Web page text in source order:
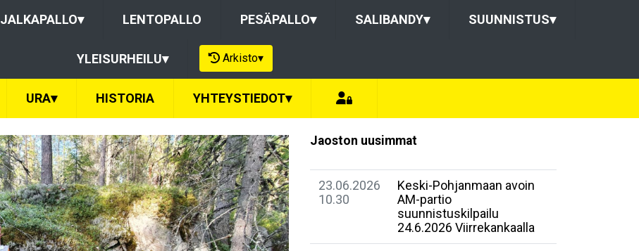
JALKAPALLO▾ LENTOPALLO PESÄPALLO▾ SALIBANDY▾ SUUNNISTUS▾
YLEISURHEILU▾ Arkisto▾
URA▾ HISTORIA YHTEYSTIEDOT▾
Jaoston uusimmat
23.06.2026
10.30
Keski-Pohjanmaan avoin
AM-partio
suunnistuskilpailu
24.6.2026 Viirrekankaalla